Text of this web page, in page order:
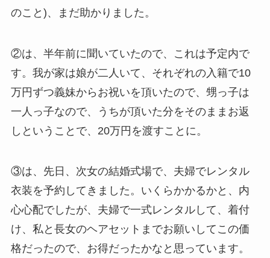
のこと)、まだ助かりました。
②は、半年前に聞いていたので、これは予定内で
す。我が家は娘が二人いて、それぞれの入籍で10
万円ずつ義妹からお祝いを頂いたので、甥っ子は
一人っ子なので、うちが頂いた分をそのままお返
しということで、20万円を渡すことに。
③は、先日、次女の結婚式場で、夫婦でレンタル
衣装を予約してきました。いくらかかるかと、内
心心配でしたが、夫婦で一式レンタルして、着付
け、私と長女のヘアセットまでお願いしてこの価
格だったので、お得だったかなと思っています。